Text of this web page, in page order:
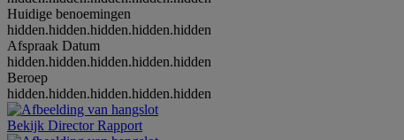
Huidige benoemingen
hidden.hidden.hidden.hidden.hidden
Afspraak Datum
hidden.hidden.hidden.hidden.hidden
Beroep
hidden.hidden.hidden.hidden.hidden
Bekijk Director Rapport